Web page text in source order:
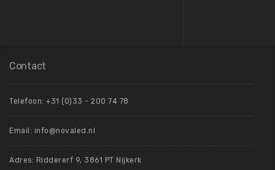
Contact
Telefoon: +31 (0)33 - 200 74 78
Email: info@novaled.nl
Adres: Riddererf 9, 3861 PT Nijkerk